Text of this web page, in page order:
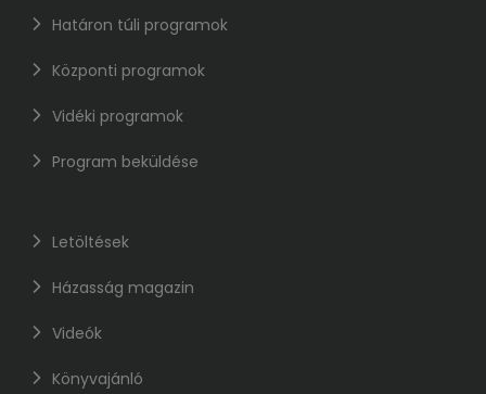
Határon túli programok
Központi programok
Vidéki programok
Program beküldése
Letöltések
Házasság magazin
Videók
Könyvajánló